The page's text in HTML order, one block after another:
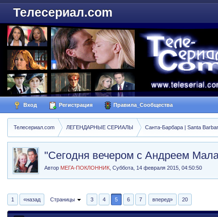
Телесериал.com
Вход Регистрация Правила_Сообщества
Телесериал.com ЛЕГЕНДАРНЫЕ СЕРИАЛЫ Санта-Барбара | Santa
"Сегодня вечером с Андреем
Автор МЕГА-ПОКЛОННИК ,Суббота, 14 февраля 2015, 04:50:50
1 «назад Страницы 3 4 5 6 7 вперед» 20